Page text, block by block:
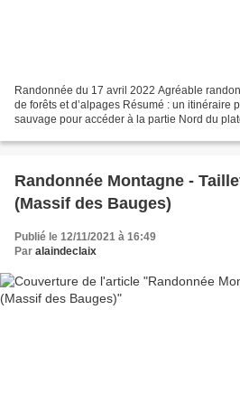
Randonnée du 17 avril 2022 Agréable
de forêts et d’alpages Résumé : un itinéraire
sauvage pour accéder à la partie Nord du
Randonnée Montagne -
(Massif des Bauges)
Publié le 12/11/2021 à 16:49
Par alaindeclaix